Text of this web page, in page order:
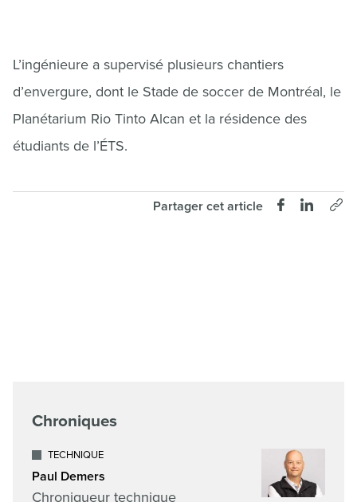
L’ingénieure a supervisé plusieurs chantiers
d’envergure, dont le Stade de soccer de Montréal, le
Planétarium Rio Tinto Alcan et la résidence des
étudiants de l’ÉTS.
Partager cet article
Chroniques
TECHNIQUE
Paul Demers
Chroniqueur technique